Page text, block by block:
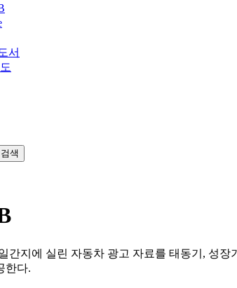
서
간지에 실린 자동차 광고 자료를 태동기, 성
한다.